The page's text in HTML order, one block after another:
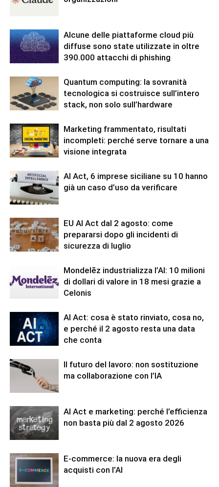
Alcune delle piattaforme cloud più
diffuse sono state utilizzate in oltre
390.000 attacchi di phishing
Quantum computing: la sovranità
tecnologica si costruisce sull’intero
stack, non solo sull’hardware
Marketing frammentato, risultati
incompleti: perché serve tornare a una
visione integrata
AI Act, 6 imprese siciliane su 10 hanno
già un caso d’uso da verificare
EU AI Act dal 2 agosto: come
prepararsi dopo gli incidenti di
sicurezza di luglio
Mondelēz industrializza l’AI: 10 milioni
di dollari di valore in 18 mesi grazie a
Celonis
AI Act: cosa è stato rinviato, cosa no,
e perché il 2 agosto resta una data
che conta
Il futuro del lavoro: non sostituzione
ma collaborazione con l’IA
AI Act e marketing: perché l’efficienza
non basta più dal 2 agosto 2026
E-commerce: la nuova era degli
acquisti con l’AI